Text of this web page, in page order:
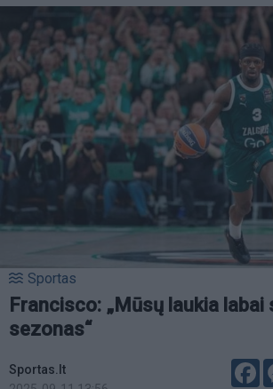
Sportas
Francisco: „Mūsų laukia labai
sezonas“
Sportas.lt